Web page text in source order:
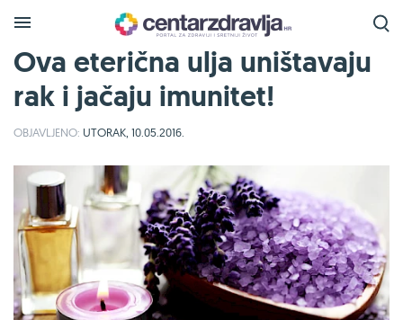
Ova eterična ulja uništavaju
rak i jačaju imunitet!
OBJAVLJENO: UTORAK, 10.05.2016.